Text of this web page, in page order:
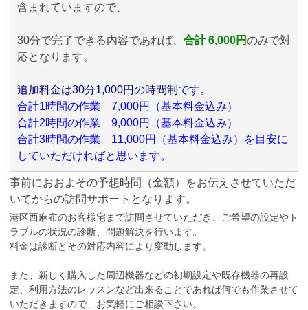
含まれていますので、
30分で完了できる内容であれば、 合計 6,000円のみで対
応となります。
追加料金は30分1,000円の時間制です。
合計1時間の作業 7,000円（基本料金込み）
合計2時間の作業 9,000円（基本料金込み）
合計3時間の作業 11,000円（基本料金込み）を目安に
していただければと思います。
事前におおよその予想時間（金額）をお伝えさせていただ
いてからの訪問サポートとなります。
港区西麻布のお客様宅まで訪問させていただき、ご希望の設定やト
ラブルの状況の診断、問題解決を行います。
料金は診断とその対応内容により変動します。
また、新しく購入した周辺機器などの初期設定や既存機器の再設
定、利用方法のレッスンなど出来ることであれば何でも作業させて
いただきますので、お気軽にご相談下さい。